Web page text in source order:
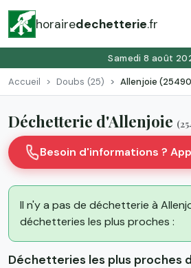
horairedechetterie.fr
Samedi 8 août
Accueil Doubs (25) Allenjoie
Déchetterie d'Allenjoie
Besoin d'informations ?
Il n'y a pas de déchetterie à
déchetteries les plus proches :
Déchetteries les plus proches